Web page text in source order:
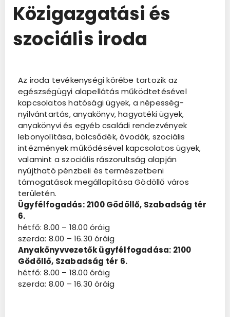
Közigazgatási és
szociális iroda
Az iroda tevékenységi körébe tartozik az
egészségügyi alapellátás működtetésével
kapcsolatos hatósági ügyek, a népesség-
nyilvántartás, anyakönyv, hagyatéki ügyek,
anyakönyvi és egyéb családi rendezvények
lebonyolítása, bölcsődék, óvodák, szociális
intézmények működésével kapcsolatos ügyek,
valamint a szociális rászorultság alapján
nyújtható pénzbeli és természetbeni
támogatások megállapítása Gödöllő város
területén.
Ügyfélfogadás: 2100 Gödöllő, Szabadság tér
6.
hétfő: 8.00 – 18.00 óráig
szerda: 8.00 – 16.30 óráig
Anyakönyvvezetők ügyfélfogadása: 2100
Gödöllő, Szabadság tér 6.
hétfő: 8.00 – 18.00 óráig
szerda: 8.00 – 16.30 óráig